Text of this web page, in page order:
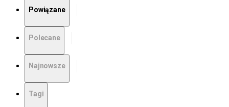
Powiązane
Polecane
Najnowsze
Tagi